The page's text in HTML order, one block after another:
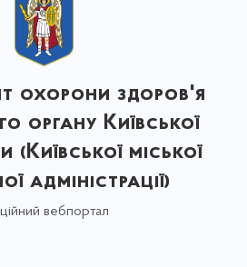
охорони здоров'я
органу Київської
(Київської міської
адміністрації)
вебпортал